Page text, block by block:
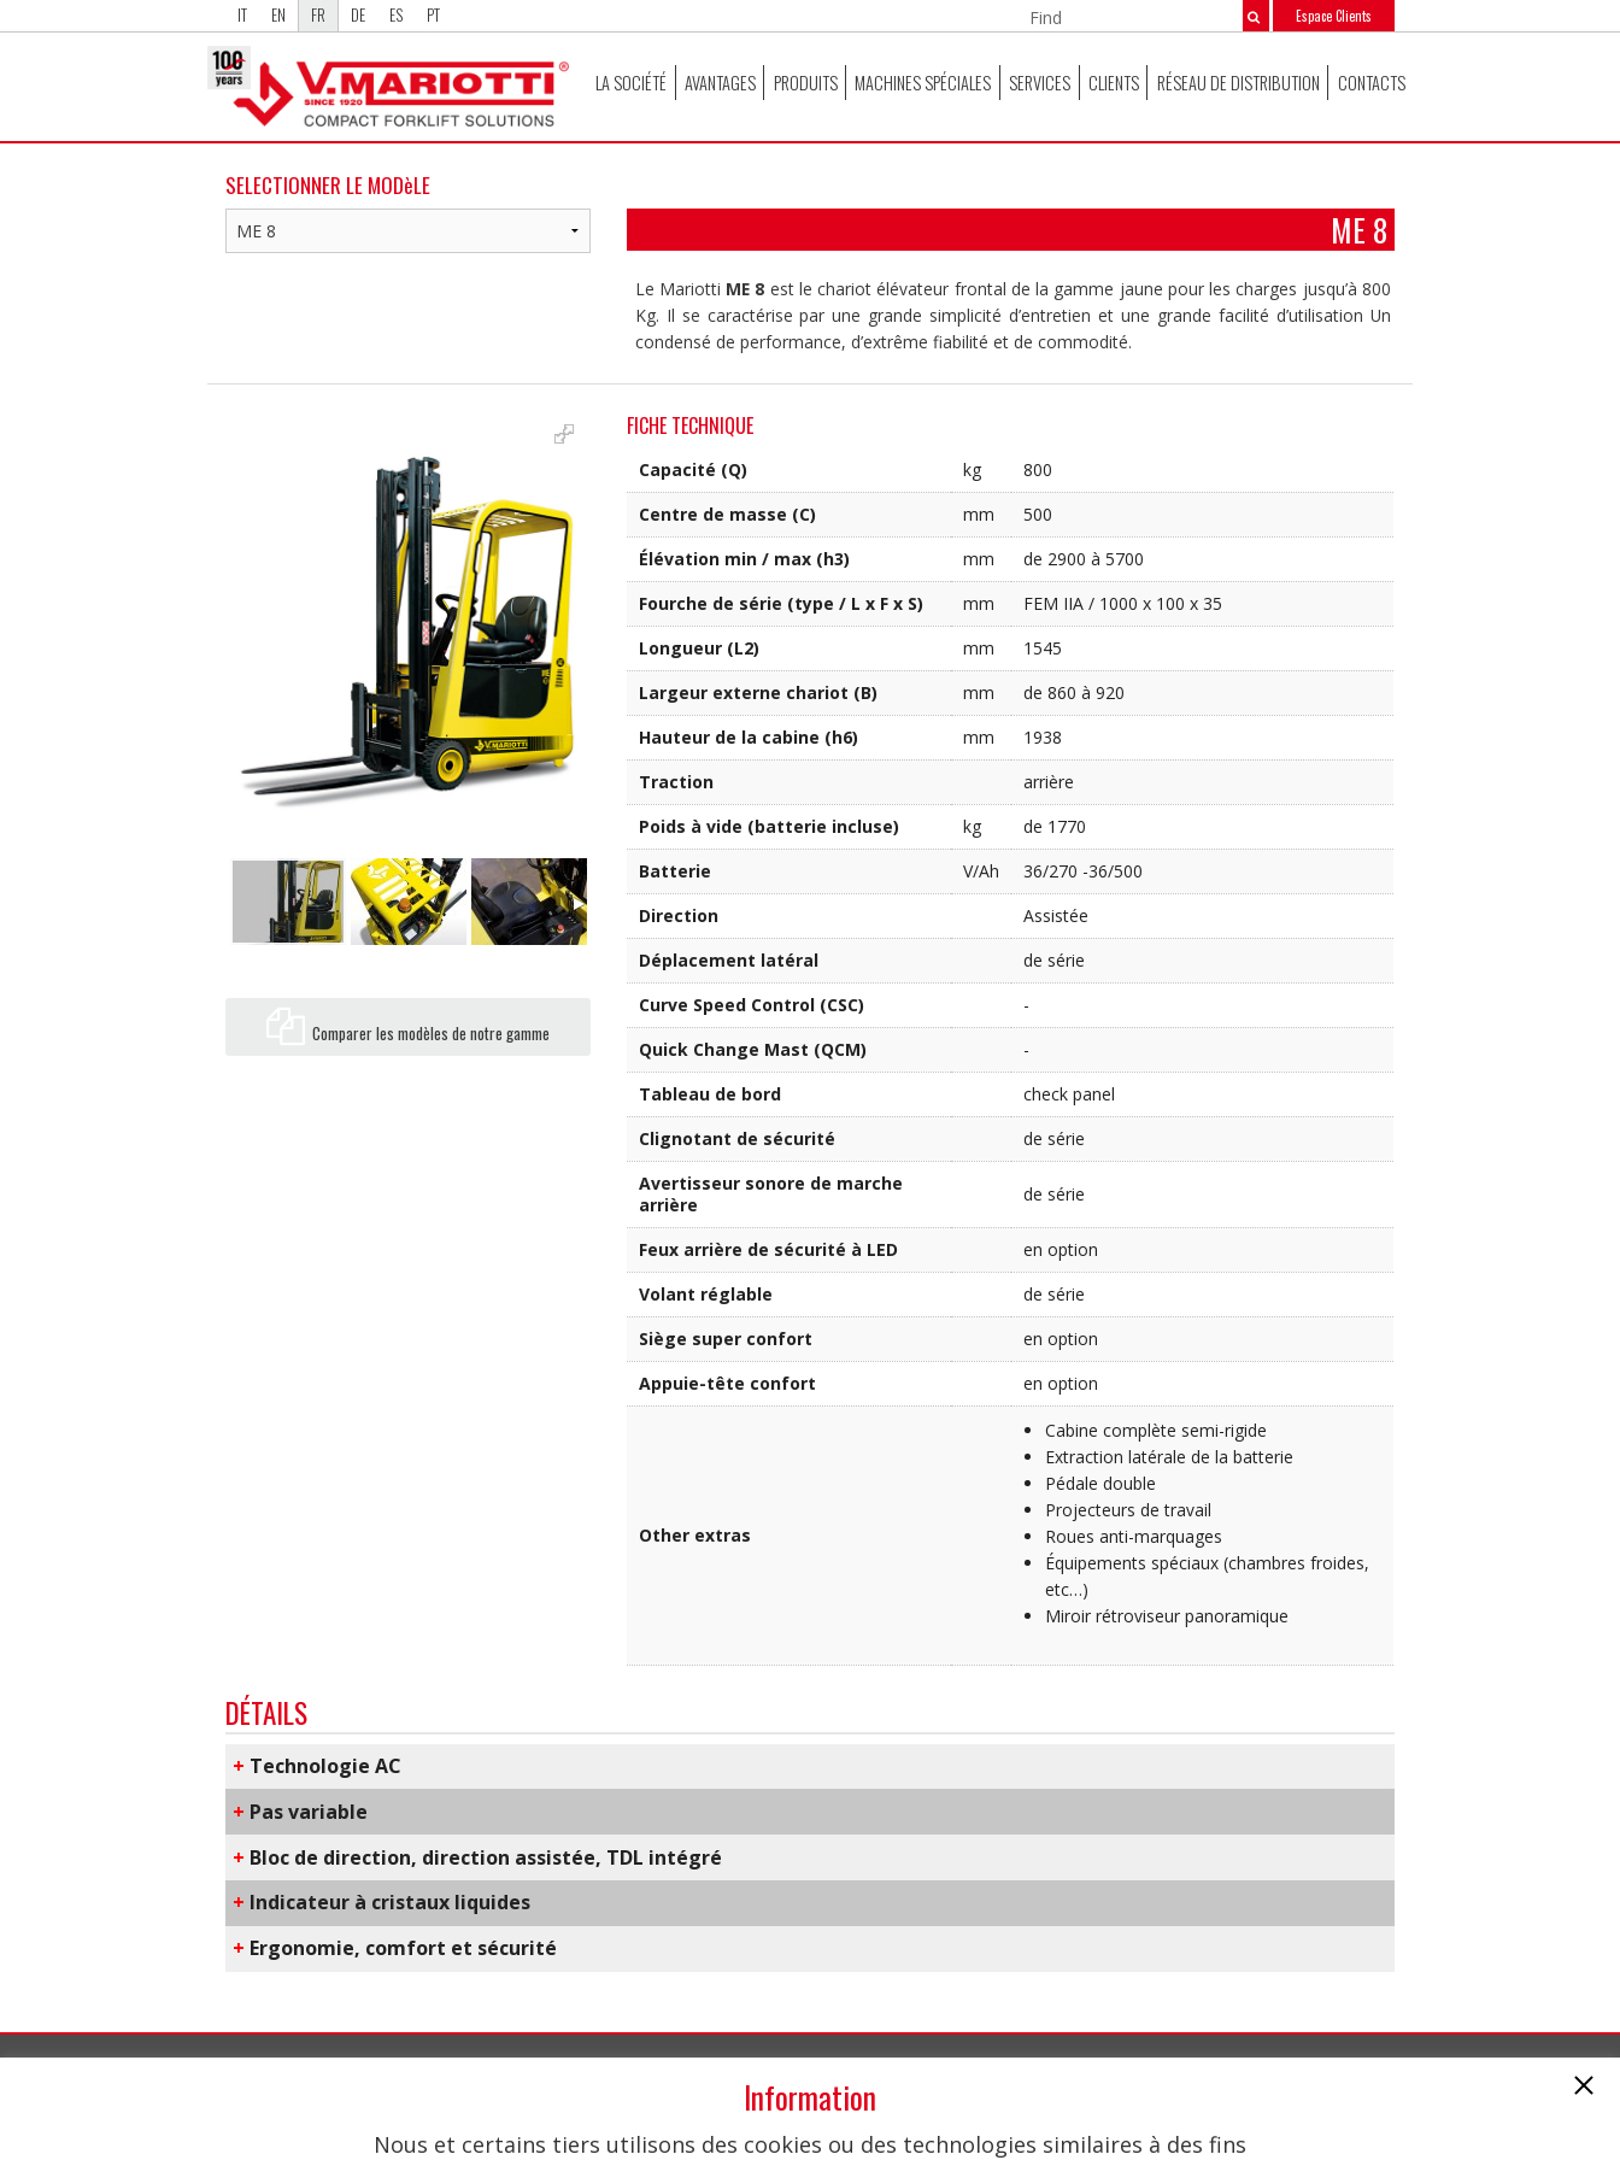
IT EN FR DE ES PT Espace Clients
LA SOCIÉTÉ AVANTAGES PRODUITS MACHINES SPÉCIALES SERVICES CLIENTS RÉSEAU DE DISTRIBUTION CONTACTS
SELECTIONNER LE MODèLE
ME 8
Le Mariotti ME 8 est le chariot élévateur frontal de la gamme jaune pour les charges jusqu’à 800
Kg. Il se caractérise par une grande simplicité d’entretien et une grande facilité d’utilisation Un
condensé de performance, d’extrême fiabilité et de commodité.
Comparer les modèles de notre gamme
FICHE TECHNIQUE
Capacité (Q) kg
800
Centre de masse (C)
mm
500
Élévation min / max (h3)
mm
de 2900 à 5700
Fourche de série (type / L x F x S)
mm
FEM IIA / 1000 x 100 x 35
Longueur (L2)
mm
1545
Largeur externe chariot (B)
mm
de 860 à 920
Hauteur de la cabine (h6)
mm
1938
Traction
arrière
Poids à vide (batterie incluse)
kg
de 1770
Batterie
V/Ah
36/270 -36/500
Direction
Assistée
Déplacement latéral
de série
Curve Speed Control (CSC)
-
Quick Change Mast (QCM)
-
Tableau de bord
check panel
Clignotant de sécurité
de série
Avertisseur sonore de marche
arrière
de série
Feux arrière de sécurité à LED
en option
Volant réglable
de série
Siège super confort
en option
Appuie-tête confort
en option
Other extras
Cabine complète semi-rigide
Extraction latérale de la batterie
Pédale double
Projecteurs de travail
Roues anti-marquages
Équipements spéciaux (chambres froides,
etc…)
Miroir rétroviseur panoramique
DÉTAILS
+ T​echnologie AC
+ ​Pas variable
+ Bloc de direction, direction assistée, TDL intégré
+ Indicateur à cristaux liquides
+ ​Ergonomie, comfort et sécurité
Tel. +39 011 786102 – 011 781683
électriques compacts, Mariotti fournit depuis 1920 des solutions standards et
Mariotti est présent dans plus de 40 pays dans le monde entier à travers un
Information
Nous et certains tiers utilisons des cookies ou des technologies similaires à des fins